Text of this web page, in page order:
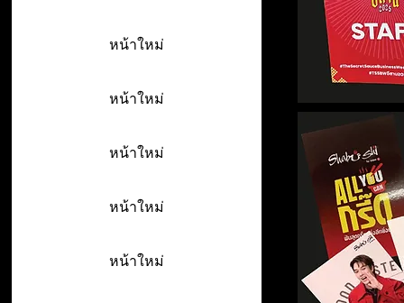
หน้าใหม่
หน้าใหม่
หน้าใหม่
หน้าใหม่
หน้าใหม่